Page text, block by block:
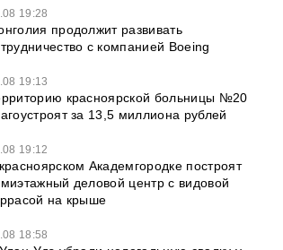
19:28
продолжит развивать
с компанией Boeing
19:13
красноярской больницы №20
за 13,5 миллиона рублей
19:12
Академгородке построят
деловой центр с видовой
на крыше
18:58